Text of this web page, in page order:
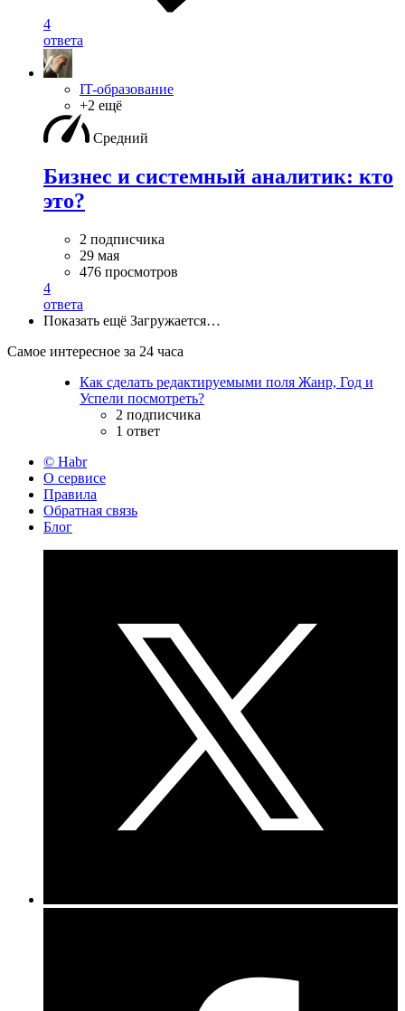
4
ответа
IT-образование
+2 ещё
Средний
Бизнес и системный аналитик: кто
это?
2 подписчика
29 мая
476 просмотров
4
ответа
Показать ещё Загружается…
Самое интересное за 24 часа
Как сделать редактируемыми поля Жанр, Год и
Успели посмотреть?
2 подписчика
1 ответ
© Habr
О сервисе
Правила
Обратная связь
Блог